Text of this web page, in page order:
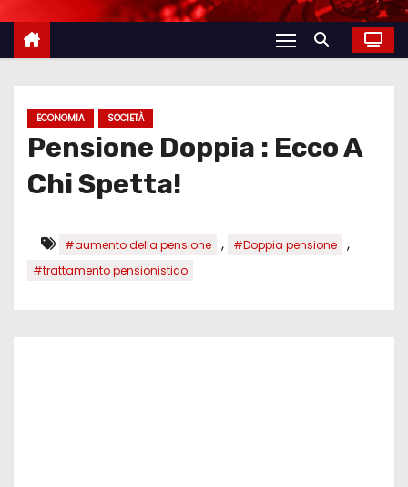
ECONOMIA SOCIETÀ
Pensione Doppia : Ecco A
Chi Spetta!
#aumento della pensione , #Doppia pensione ,
#trattamento pensionistico